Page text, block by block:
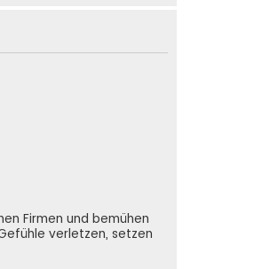
Firmen und bemühen
verletzen, setzen